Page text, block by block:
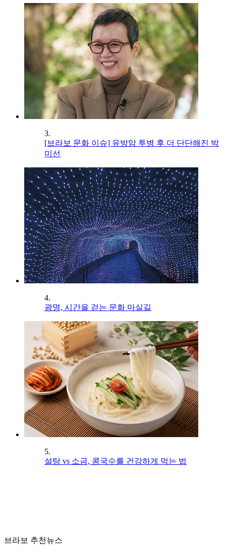
3.
[브라보 문화 이슈] 유방암 투병 후 더 단단해진 박
미선
4.
광명, 시간을 걷는 문화 마실길
5.
설탕 vs 소금, 콩국수를 건강하게 먹는 법
브라보 추천뉴스